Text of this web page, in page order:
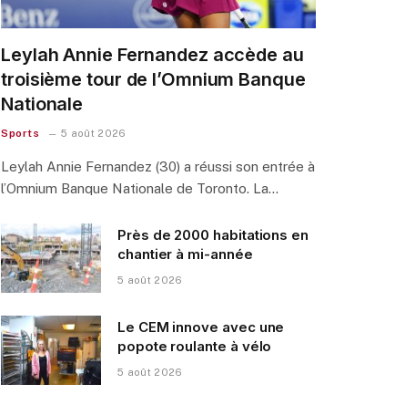
Leylah Annie Fernandez accède au
troisième tour de l’Omnium Banque
Nationale
Sports 5 août 2026
Leylah Annie Fernandez (30) a réussi son entrée à
l’Omnium Banque Nationale de Toronto. La…
Près de 2000 habitations en
chantier à mi-année
5 août 2026
Le CEM innove avec une
popote roulante à vélo
5 août 2026